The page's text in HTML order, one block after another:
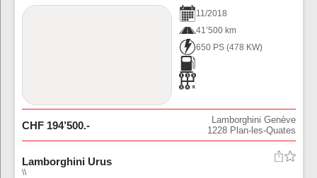
11/2018
41’500 km
650 PS (478 KW)
CHF 194’500.-
Lamborghini Genève
1228 Plan-les-Quates
Lamborghini Urus
\\